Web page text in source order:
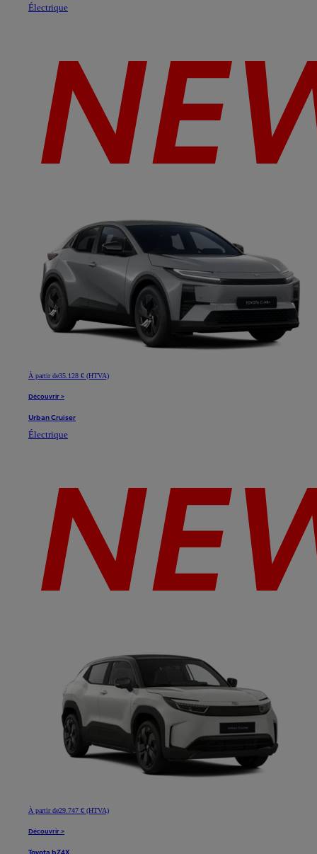
Électrique
À partir de35.128 € (HTVA)
Découvrir >
Urban Cruiser
Électrique
À partir de29.747 € (HTVA)
Découvrir >
Toyota bZ4X